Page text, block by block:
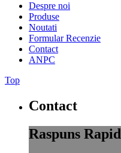
Despre noi
Produse
Noutati
Formular Recenzie
Contact
ANPC
Top
Contact
Raspuns Rapid